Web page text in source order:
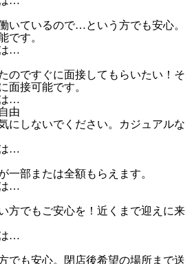
いているので…という方でも安心。
です。
…
のですぐに面接してもらいたい！そ
面接可能です。
…
由
にしないでください。カジュアルな
…
一部または全額もらえます。
…
方でもご安心を！近くまで迎えに来
…
でも安心。閉店後希望の場所まで送